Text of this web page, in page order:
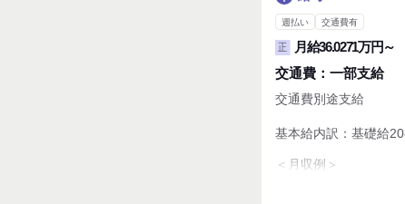
週払い 交通費有
正
月給36.0271万円～
交通費： 一部支給
交通費別途支給
基本給内訳：基礎給
＜月収例＞